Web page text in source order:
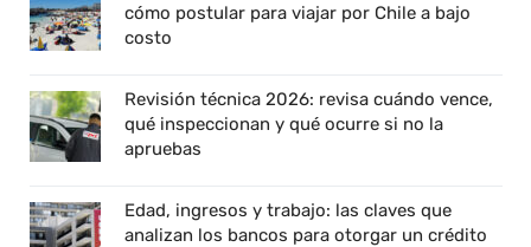
cómo postular para viajar por Chile a bajo
costo
Revisión técnica 2026: revisa cuándo vence,
qué inspeccionan y qué ocurre si no la
apruebas
Edad, ingresos y trabajo: las claves que
analizan los bancos para otorgar un crédito